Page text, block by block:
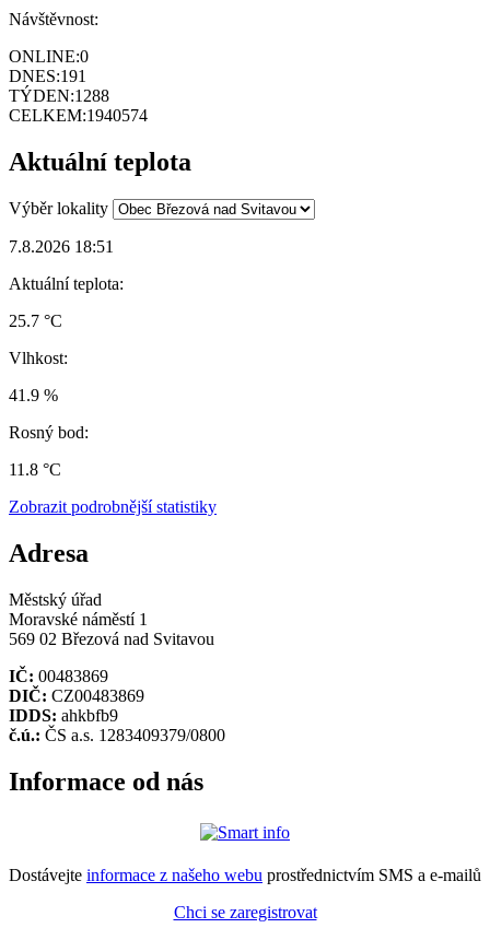
Návštěvnost:
ONLINE:0
DNES:191
TÝDEN:1288
CELKEM:1940574
Aktuální teplota
Výběr lokality
7.8.2026 18:51
Aktuální teplota:
25.7 °C
Vlhkost:
41.9 %
Rosný bod:
11.8 °C
Zobrazit podrobnější statistiky
Adresa
Městský úřad
Moravské náměstí 1
569 02 Březová nad Svitavou
IČ: 00483869
DIČ: CZ00483869
IDDS: ahkbfb9
č.ú.: ČS a.s. 1283409379/0800
Informace od nás
Dostávejte informace z našeho webu prostřednictvím SMS a e-mailů
Chci se zaregistrovat